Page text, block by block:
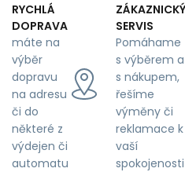
RYCHLÁ
DOPRAVA
máte na
výběr
dopravu
na adresu
či do
některé z
výdejen či
automatu
ZÁKAZNICKÝ
SERVIS
Pomáhame
s výběrem a
s nákupem,
řešíme
výměny či
reklamace k
vaší
spokojenosti